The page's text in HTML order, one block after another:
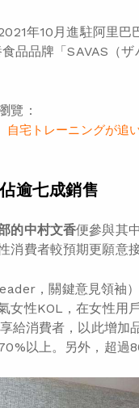
年10月進駐阿里巴
品品牌「SAVAS（
覽：
自宅トレーニングが追
逾七成銷售
的中村文香便參與其
費者較預期更願意
，關鍵意見領袖
女性KOL，在女性用
給消費者，以此增
以上。另外，超過